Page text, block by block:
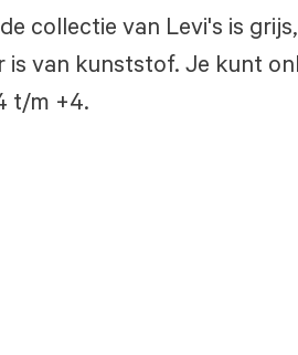
collectie van Levi's is
is van kunststof. Je kunt
t/m +4.